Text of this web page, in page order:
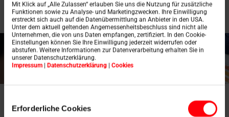
Mit Klick auf „Alle Zulassen“ erlauben Sie uns die Nutzung für zusätzliche
Funktionen sowie zu Analyse- und Marketingzwecken. Ihre Einwilligung
erstreckt sich auch auf die Datenübermittlung an Anbieter in den USA.
Unter dem aktuell geltenden Angemessenheitsbeschluss sind nicht alle
Unternehmen, die von uns Daten empfangen, zertifiziert. In den Cookie-
Einstellungen können Sie Ihre Einwilligung jederzeit widerrufen oder
abstufen. Weitere Informationen zur Datenverarbeitung erhalten Sie in
unserer Datenschutzerklärung.
Impressum | Datenschutzerklärung | Cookies
Erforderliche Cookies